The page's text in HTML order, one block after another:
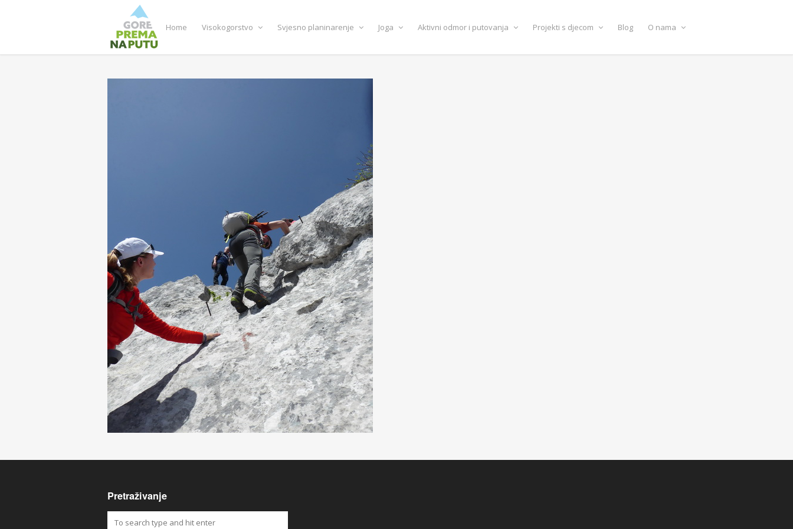
Home Visokogorstvo Svjesno planinarenje Joga Aktivni odmor i putovanja Projekti s djecom Blog O nama
Pretraživanje